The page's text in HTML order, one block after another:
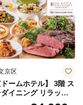
京区
ドームホテル】 3階 ス
イニング リラッサ
ブッフェ お食事券 大